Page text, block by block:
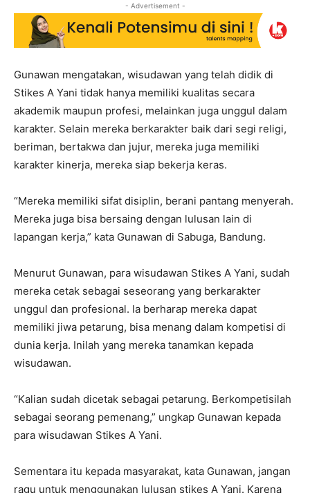
- Advertisement -
Gunawan mengatakan, wisudawan yang telah didik di
Stikes A Yani tidak hanya memiliki kualitas secara
akademik maupun profesi, melainkan juga unggul dalam
karakter. Selain mereka berkarakter baik dari segi religi,
beriman, bertakwa dan jujur, mereka juga memiliki
karakter kinerja, mereka siap bekerja keras.
“Mereka memiliki sifat disiplin, berani pantang menyerah.
Mereka juga bisa bersaing dengan lulusan lain di
lapangan kerja,” kata Gunawan di Sabuga, Bandung.
Menurut Gunawan, para wisudawan Stikes A Yani, sudah
mereka cetak sebagai seseorang yang berkarakter
unggul dan profesional. Ia berharap mereka dapat
memiliki jiwa petarung, bisa menang dalam kompetisi di
dunia kerja. Inilah yang mereka tanamkan kepada
wisudawan.
“Kalian sudah dicetak sebagai petarung. Berkompetisilah
sebagai seorang pemenang,” ungkap Gunawan kepada
para wisudawan Stikes A Yani.
Sementara itu kepada masyarakat, kata Gunawan, jangan
ragu untuk menggunakan lulusan stikes A Yani. Karena